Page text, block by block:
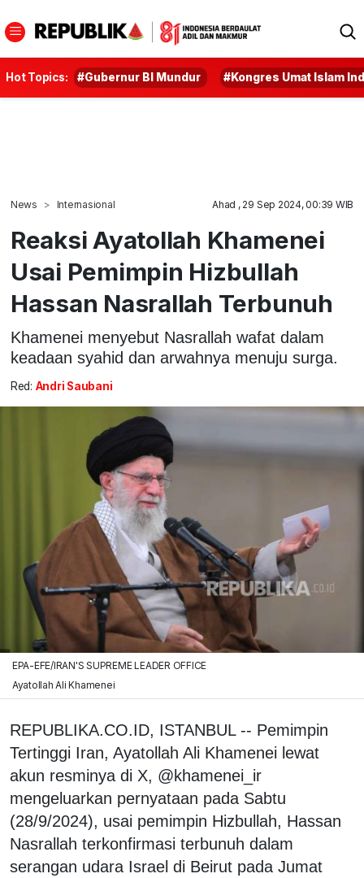
Hot Topics: #Gubernur BI Mundur #Kongres Umat Islam
News Internasional Ahad , 29 Sep 2024, 00:39 WIB
Reaksi Ayatollah Khamenei
Usai Pemimpin Hizbullah
Hassan Nasrallah Terbunuh
Khamenei menyebut Nasrallah wafat dalam
keadaan syahid dan arwahnya menuju surga.
Red: Andri Saubani
EPA-EFE/IRAN'S SUPREME LEADER OFFICE
Ayatollah Ali Khamenei
REPUBLIKA.CO.ID, ISTANBUL -- Pemimpin
Tertinggi Iran, Ayatollah Ali Khamenei lewat
akun resminya di X, @khamenei_ir
mengeluarkan pernyataan pada Sabtu
(28/9/2024), usai pemimpin Hizbullah, Hassan
Nasrallah terkonfirmasi terbunuh dalam
serangan udara Israel di Beirut pada Jumat